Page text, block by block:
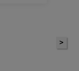
>